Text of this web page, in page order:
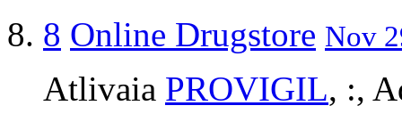
8 Online Drugstore Nov
Atlivaia PROVIGIL, :,